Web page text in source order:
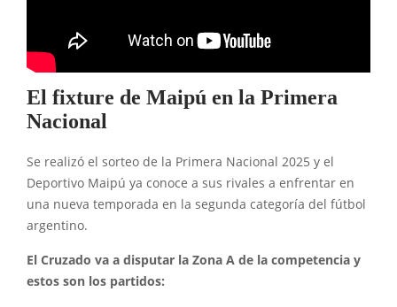
El fixture de Maipú en la Primera
Nacional
Se realizó el sorteo de la Primera Nacional 2025 y el
Deportivo Maipú ya conoce a sus rivales a enfrentar en
una nueva temporada en la segunda categoría del fútbol
argentino.
El Cruzado va a disputar la Zona A de la competencia y
estos son los partidos: